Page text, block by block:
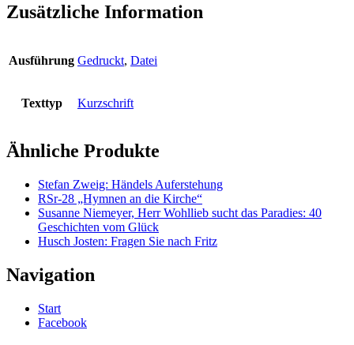
Zusätzliche Information
Ausführung Gedruckt, Datei
Texttyp Kurzschrift
Ähnliche Produkte
Stefan Zweig: Händels Auferstehung
RSr-28 „Hymnen an die Kirche“
Susanne Niemeyer, Herr Wohllieb sucht das Paradies: 40
Geschichten vom Glück
Husch Josten: Fragen Sie nach Fritz
Navigation
Start
Facebook